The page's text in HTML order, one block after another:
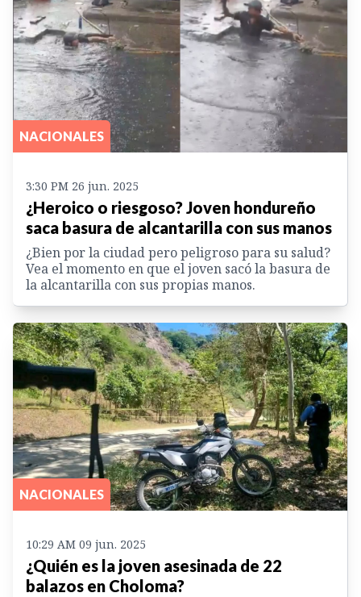
NACIONALES
3:30 PM 26 jun. 2025
¿Heroico o riesgoso? Joven hondureño
saca basura de alcantarilla con sus manos
¿Bien por la ciudad pero peligroso para su salud?
Vea el momento en que el joven sacó la basura de
la alcantarilla con sus propias manos.
NACIONALES
10:29 AM 09 jun. 2025
¿Quién es la joven asesinada de 22
balazos en Choloma?